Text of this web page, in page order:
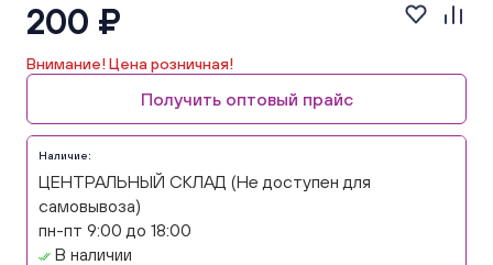
200 ₽
Внимание! Цена розничная!
Получить оптовый прайс
Наличие:
ЦЕНТРАЛЬНЫЙ СКЛАД (Не доступен для
самовывоза)
пн-пт 9:00 до 18:00
В наличии